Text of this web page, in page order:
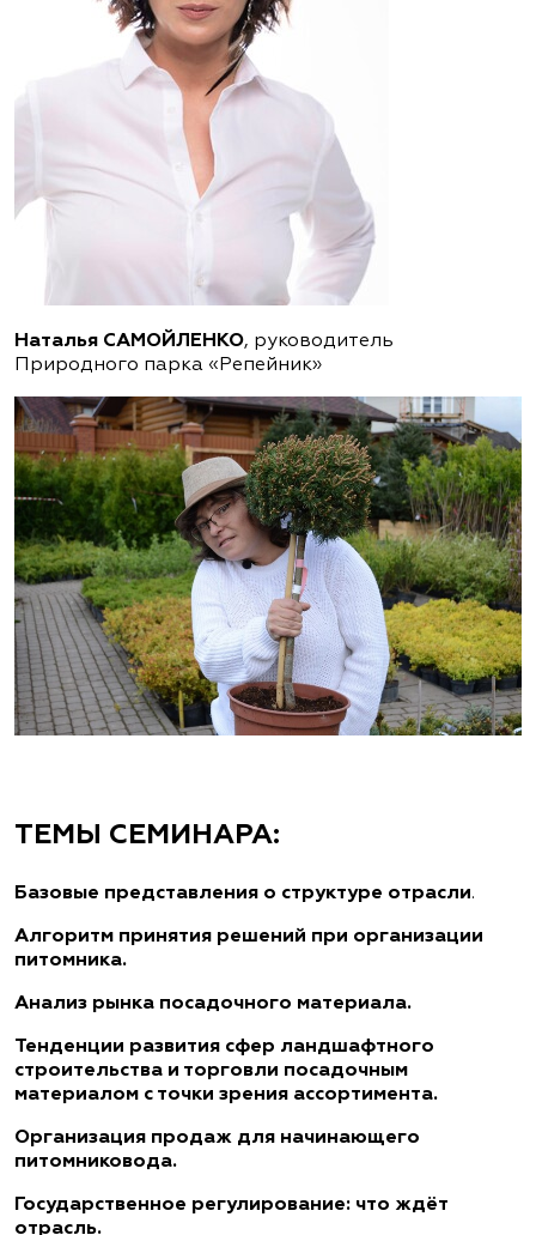
Наталья САМОЙЛЕНКО, руководитель
Природного парка «Репейник»
ТЕМЫ СЕМИНАРА:
Базовые представления о структуре отрасли.
Алгоритм принятия решений при организации
питомника.
Анализ рынка посадочного материала.
Тенденции развития сфер ландшафтного
строительства и торговли посадочным
материалом с точки зрения ассортимента.
Организация продаж для начинающего
питомниковода.
Государственное регулирование: что ждёт
отрасль.